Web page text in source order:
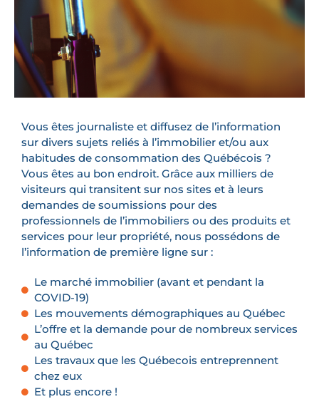
Vous êtes journaliste et diffusez de l’information
sur divers sujets reliés à l’immobilier et/ou aux
habitudes de consommation des Québécois ?
Vous êtes au bon endroit. Grâce aux milliers de
visiteurs qui transitent sur nos sites et à leurs
demandes de soumissions pour des
professionnels de l’immobiliers ou des produits et
services pour leur propriété, nous possédons de
l’information de première ligne sur :
Le marché immobilier (avant et pendant la
COVID-19)
Les mouvements démographiques au Québec
L’offre et la demande pour de nombreux services
au Québec
Les travaux que les Québecois entreprennent
chez eux
Et plus encore !